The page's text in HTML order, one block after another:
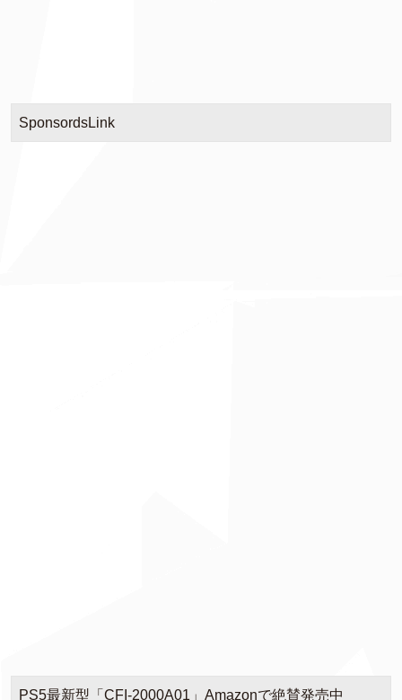
SponsordsLink
PS5最新型「CFI-2000A01」Amazonで絶賛発売中